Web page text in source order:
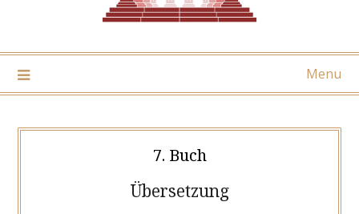
Menu
7. Buch
Übersetzung